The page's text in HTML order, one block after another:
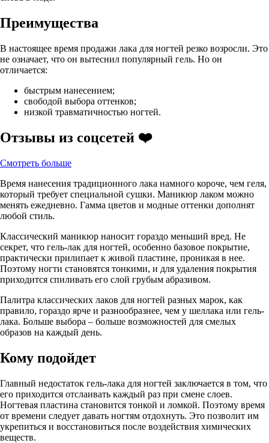
Преимущества
В настоящее время продажи лака для ногтей резко возросли. Это
не означает, что он вытеснил популярный гель. Но он
отличается:
быстрым нанесением;
свободой выбора оттенков;
низкой травматичностью ногтей.
Отзывы из соцсетей ❤️
Смотреть больше
Время нанесения традиционного лака намного короче, чем геля,
который требует специальной сушки. Маникюр лаком можно
менять ежедневно. Гамма цветов и модные оттенки дополнят
любой стиль.
Классический маникюр наносит гораздо меньший вред. Не
секрет, что гель-лак для ногтей, особенно базовое покрытие,
практически прилипает к живой пластине, проникая в нее.
Поэтому ногти становятся тонкими, и для удаления покрытия
приходится спиливать его слой грубым абразивом.
Палитра классических лаков для ногтей разных марок, как
правило, гораздо ярче и разнообразнее, чем у шеллака или гель-
лака. Больше выбора – больше возможностей для смелых
образов на каждый день.
Кому подойдет
Главный недостаток гель-лака для ногтей заключается в том, что
его приходится отслаивать каждый раз при смене слоев.
Ногтевая пластина становится тонкой и ломкой. Поэтому время
от времени следует давать ногтям отдохнуть. Это позволит им
укрепиться и восстановиться после воздействия химических
веществ.